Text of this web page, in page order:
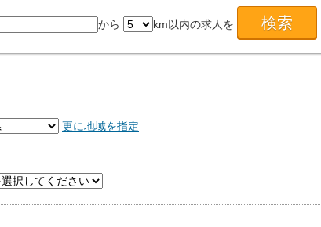
から km以内の求人を
更に地域を指定